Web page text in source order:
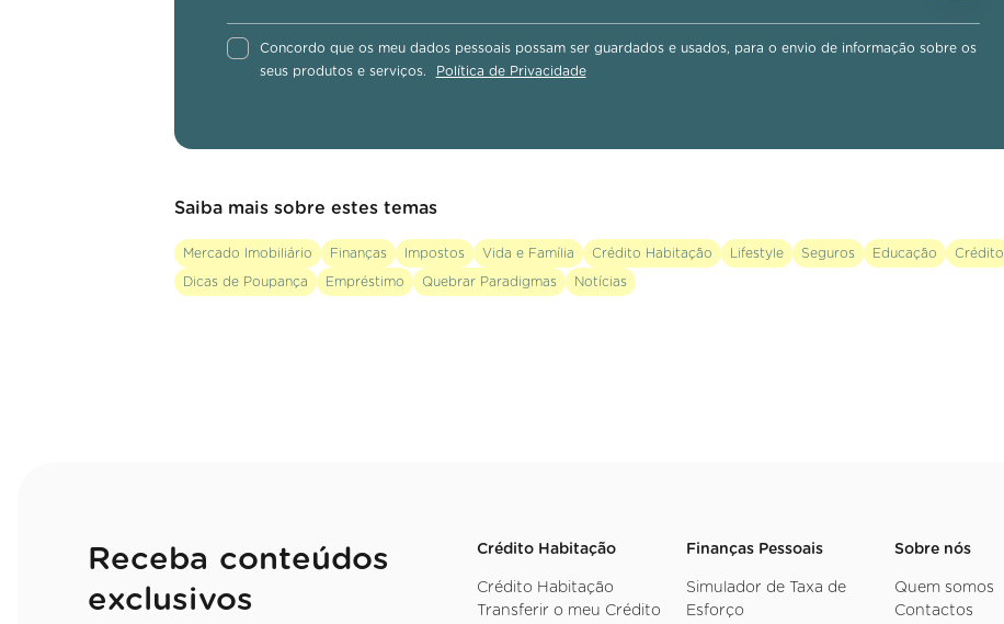
Concordo que os meu dados pessoais possam ser guardados e usados, para o envio de informação sobre os
seus produtos e serviços.
Política de Privacidade
Saiba mais sobre estes temas
Mercado Imobiliário Finanças Impostos Vida e Família Crédito Habitação Lifestyle Seguros Educação Crédito
Dicas de Poupança Empréstimo Quebrar Paradigmas Notícias
Receba conteúdos
exclusivos
Crédito Habitação
Crédito Habitação
Transferir o meu Crédito
Finanças Pessoais
Simulador de Taxa de
Esforço
Sobre nós
Quem somos
Contactos